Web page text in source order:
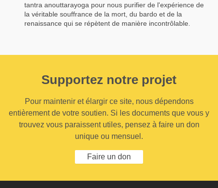
tantra anouttarayoga pour nous purifier de l'expérience de
la véritable souffrance de la mort, du bardo et de la
renaissance qui se répètent de manière incontrôlable.
Supportez notre projet
Pour maintenir et élargir ce site, nous dépendons
entièrement de votre soutien. Si les documents que vous y
trouvez vous paraissent utiles, pensez à faire un don
unique ou mensuel.
Faire un don